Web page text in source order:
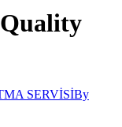
SERVİSİBy